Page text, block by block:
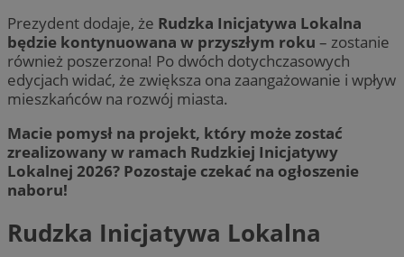
Prezydent dodaje, że Rudzka Inicjatywa Lokalna
będzie kontynuowana w przyszłym roku – zostanie
również poszerzona! Po dwóch dotychczasowych
edycjach widać, że zwiększa ona zaangażowanie i wpływ
mieszkańców na rozwój miasta.
Macie pomysł na projekt, który może zostać
zrealizowany w ramach Rudzkiej Inicjatywy
Lokalnej 2026? Pozostaje czekać na ogłoszenie
naboru!
Rudzka Inicjatywa Lokalna